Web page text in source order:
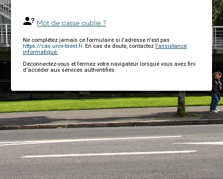
Mot de passe oublié ?
Ne complétez jamais ce formulaire si l'adresse n'est pas
https://cas.univ-brest.fr. En cas de doute, contactez l'assistance
informatique.
Déconnectez-vous et fermez votre navigateur lorsque vous avez fini
d'accéder aux services authentifiés.